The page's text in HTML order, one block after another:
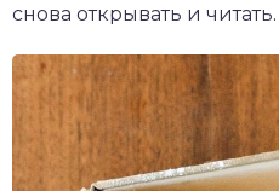
снова открывать и читать.